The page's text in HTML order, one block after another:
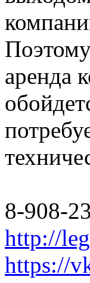
аренда
8-908-
http://
https://